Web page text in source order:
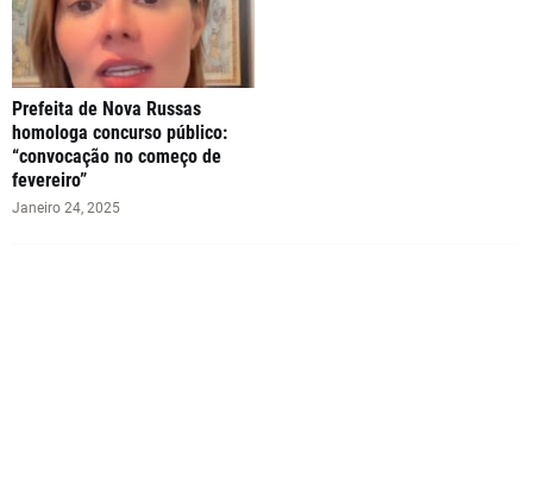
Prefeita de Nova Russas
homologa concurso público:
“convocação no começo de
fevereiro”
Janeiro 24, 2025